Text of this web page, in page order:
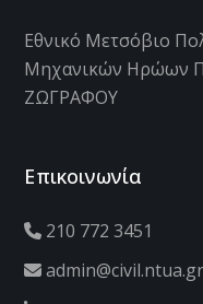
Εθνικό Μετσόβιο
Μηχανικών Ηρώων
ΖΩΓΡΑΦΟΥ
Επικοινωνία
210 772 3451
admin@civil.ntua.gr